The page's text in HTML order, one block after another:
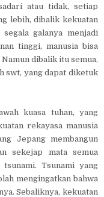
atau tidak, setiap
lebih, dibalik kekuatan
galanya menjadi
tinggi, manusia bisa
dibalik itu semua,
swt, yang dapat diketuk
kuasa tuhan, yang
rekayasa manusia
Jepang membangun
sekejap mata semua
Tsunami yang
mengingatkan bahwa
Sebaliknya, kekuatan